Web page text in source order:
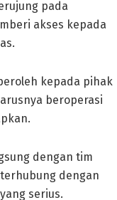
pada
akses kepada
kepada pihak
beroperasi
dengan tim
dengan
serius.